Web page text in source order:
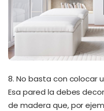
8. No basta con colocar
Esa pared la debes
de madera que, por